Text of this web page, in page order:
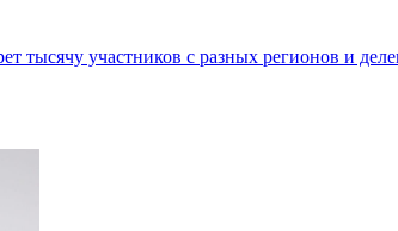
тысячу участников с разных регионов и